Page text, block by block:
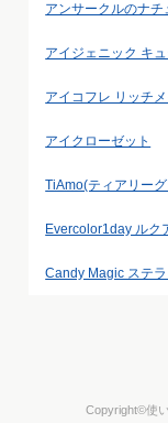
アンサークルのナチ
アイジェニック キ
アイコフレ リッチメ
アイクローゼット
TiAmo(ティアリー
Evercolor1day ルク
Candy Magic ステ
Copyright©使